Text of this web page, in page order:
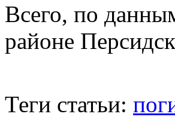
Всего, по
районе
Теги статьи: